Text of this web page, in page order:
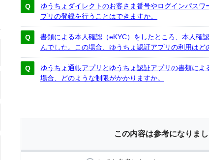
ゆうちょダイレクトのお客さま番号やログインパス
プリの登録を行うことはできますか。
書類による本人確認（eKYC）をしたところ、本人確
んでした。この場合、ゆうちょ認証アプリの利用はど
ゆうちょ通帳アプリとゆうちょ認証アプリの書類に
場合、どのような制限がかかりますか。
この内容は参考になりま